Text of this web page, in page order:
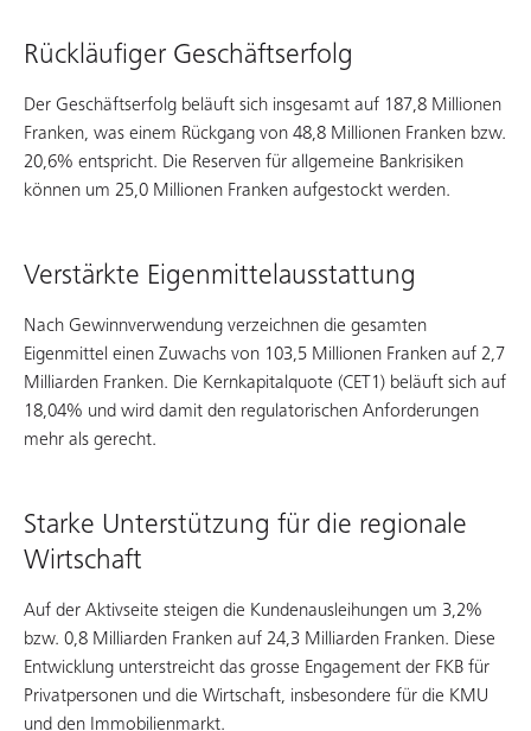
Rückläufiger Geschäftserfolg
Der Geschäftserfolg beläuft sich insgesamt auf 187,8 Millionen
Franken, was einem Rückgang von 48,8 Millionen Franken bzw.
20,6% entspricht. Die Reserven für allgemeine Bankrisiken
können um 25,0 Millionen Franken aufgestockt werden.
Verstärkte Eigenmittelausstattung
Nach Gewinnverwendung verzeichnen die gesamten
Eigenmittel einen Zuwachs von 103,5 Millionen Franken auf 2,7
Milliarden Franken. Die Kernkapitalquote (CET1) beläuft sich auf
18,04% und wird damit den regulatorischen Anforderungen
mehr als gerecht.
Starke Unterstützung für die regionale
Wirtschaft
Auf der Aktivseite steigen die Kundenausleihungen um 3,2%
bzw. 0,8 Milliarden Franken auf 24,3 Milliarden Franken. Diese
Entwicklung unterstreicht das grosse Engagement der FKB für
Privatpersonen und die Wirtschaft, insbesondere für die KMU
und den Immobilienmarkt.